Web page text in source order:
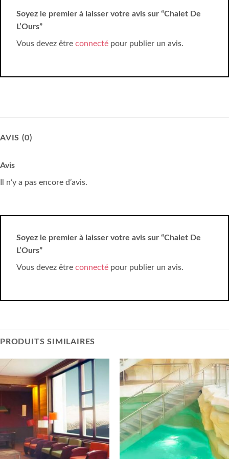
Soyez le premier à laisser votre avis sur “Chalet De
L’Ours”
Vous devez être connecté pour publier un avis.
AVIS (0)
Avis
Il n’y a pas encore d’avis.
Soyez le premier à laisser votre avis sur “Chalet De
L’Ours”
Vous devez être connecté pour publier un avis.
PRODUITS SIMILAIRES